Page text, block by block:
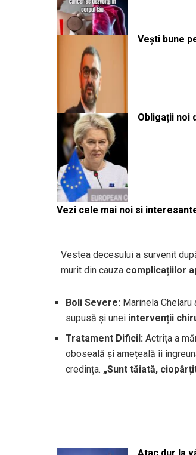
Vești bune
Obligații noi
Vezi cele mai noi si
Vestea decesului a survenit
murit din cauza complicațiilor
Boli Severe: Marinela Chelaru
supusă și unei intervenții
Tratament Dificil: Actrița a
oboseală și amețeală îi
credința. „Sunt tăiată,